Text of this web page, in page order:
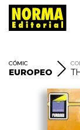
CÓMIC
EUROPEO